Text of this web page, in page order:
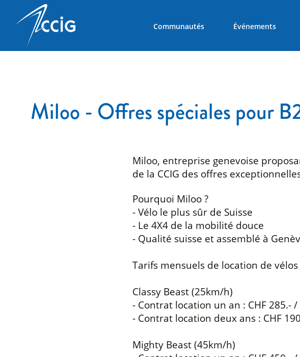
Communautés Événements
Miloo - Offres spéciales pour
Miloo, entreprise genevoise
de la CCIG des offres
Pourquoi Miloo ?
- Vélo le plus sûr de Suisse
- Le 4X4 de la mobilité douce
- Qualité suisse et assemblé à
Tarifs mensuels de location de vélos
Classy Beast (25km/h)
- Contrat location un an : CHF 285.-
- Contrat location deux ans : CHF
Mighty Beast (45km/h)